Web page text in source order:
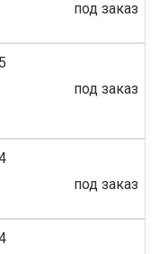
под заказ
под заказ
под заказ